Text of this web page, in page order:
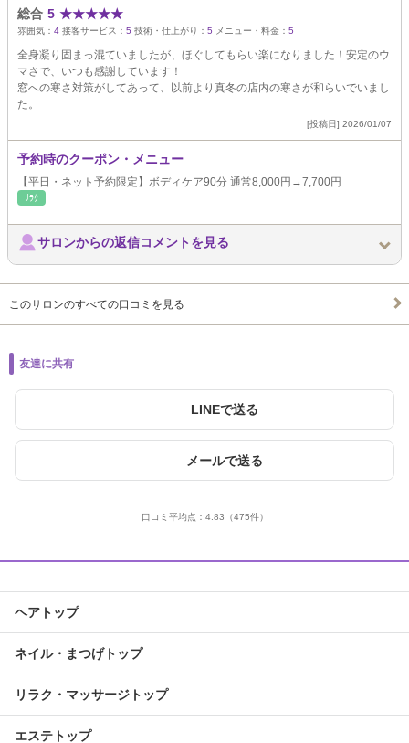
総合 5 ★★★★★
雰囲気： 4 接客サービス： 5 技術・仕上がり： 5 メニュー・料金： 5
全身凝り固まっ混ていましたが、ほぐしてもらい楽になりました！安定のウ
マさで、いつも感謝しています！
窓への寒さ対策がしてあって、以前より真冬の店内の寒さが和らいでいまし
た。
[投稿日] 2026/01/07
予約時のクーポン・メニュー
【平日・ネット予約限定】ボディケア90分 通常8,000円→7,700円
ﾘﾗｸ
サロンからの返信コメントを見る
このサロンのすべての口コミを見る
友達に共有
LINEで送る
メールで送る
口コミ平均点： 4.83 （475件）
ヘアトップ
ネイル・まつげトップ
リラク・マッサージトップ
エステトップ